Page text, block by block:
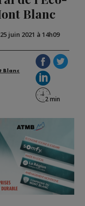
Blanc
juin 2021 à 14h09
Blanc